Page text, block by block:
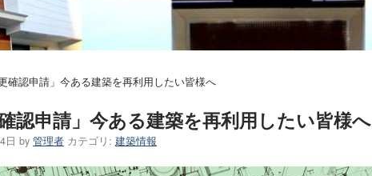
確認申請」今ある建築を再利用したい皆様へ
確認申請」今ある建築を再利用したい皆様へ
日 by 管理者 カテゴリ: 建築情報